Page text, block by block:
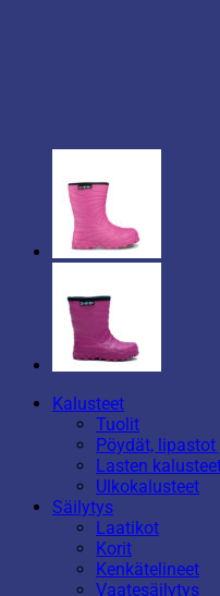
Kalusteet
Tuolit
Pöydät,
Lasten
Ulkokalusteet
Säilytys
Laatikot
Korit
Kenkätelineet
Vaatesäilytys